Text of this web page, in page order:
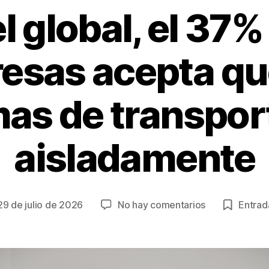
global, el
acepta
de
aisladamente
de julio de 2026 No hay comentariosen
global,